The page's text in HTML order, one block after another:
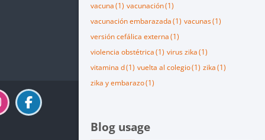
vacuna(1) vacunación(1)
vacunación embarazada(1) vacunas(1)
versión cefálica externa(1)
violencia obstétrica(1) virus zika(1)
vitamina d(1) vuelta al colegio(1) zika(1)
zika y embarazo(1)
Blog usage